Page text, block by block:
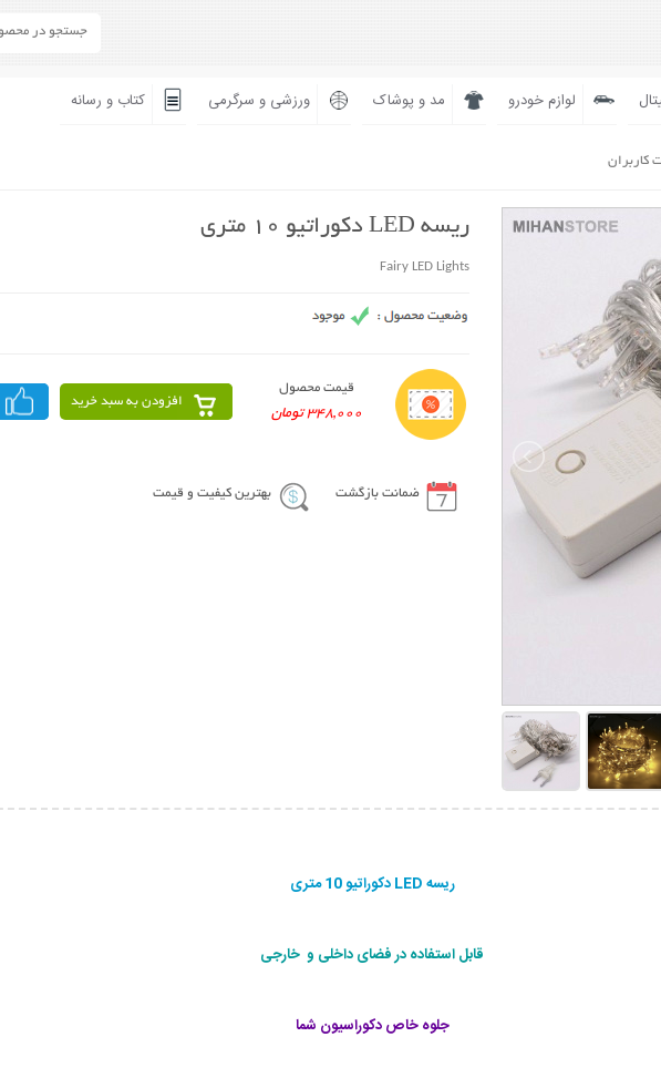
لوازم خودرو مد و پوشاک ورزشی و سرگرمی کتاب و رسانه
کاربران
ریسه LED دکوراتیو 10 متری
Fairy LED Lights
قیمت محصول
348,000 تومان
افزودن به سبد خرید
ضمانت بازگشت بهترین کیفیت و قیمت
ریسه LED دکوراتیو 10 متری
قابل استفاده در فضای داخلی و خارجی
جلوه خاص دکوراسیون شما